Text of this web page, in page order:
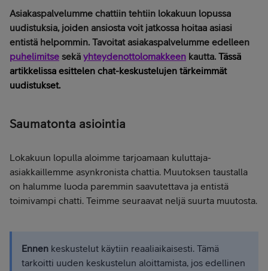
Asiakaspalvelumme chattiin tehtiin lokakuun lopussa
uudistuksia, joiden ansiosta voit jatkossa hoitaa asiasi
entistä helpommin. Tavoitat asiakaspalvelumme edelleen
puhelimitse sekä yhteydenottolomakkeen kautta. Tässä
artikkelissa esittelen chat-keskustelujen tärkeimmät
uudistukset.
Saumatonta asiointia
Lokakuun lopulla aloimme tarjoamaan kuluttaja-
asiakkaillemme asynkronista chattia. Muutoksen taustalla
on halumme luoda paremmin saavutettava ja entistä
toimivampi chatti. Teimme seuraavat neljä suurta muutosta.
Ennen keskustelut käytiin reaaliaikaisesti. Tämä
tarkoitti uuden keskustelun aloittamista, jos edellinen